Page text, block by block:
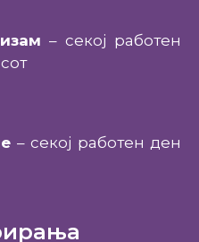
– секој работен
– секој работен ден